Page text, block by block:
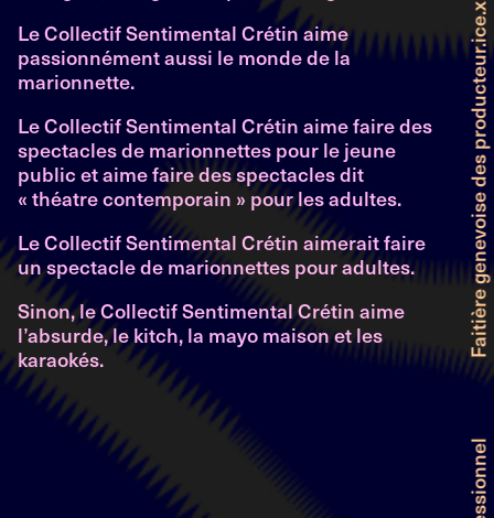
Le Collectif Sentimental Crétin aime
passionnément aussi le monde de la
marionnette.
Le Collectif Sentimental Crétin aime faire des
spectacles de marionnettes pour le jeune
public et aime faire des spectacles dit
« théatre contemporain » pour les adultes.
Le Collectif Sentimental Crétin aimerait faire
un spectacle de marionnettes pour adultes.
Sinon, le Collectif Sentimental Crétin aime
l’absurde, le kitch, la mayo maison et les
karaokés.